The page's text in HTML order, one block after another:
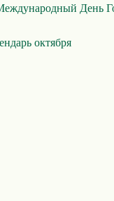
День
октября